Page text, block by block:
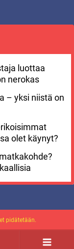
luottaa
nerokas
– yksi niistä on
olet käynyt?
pidätetään.